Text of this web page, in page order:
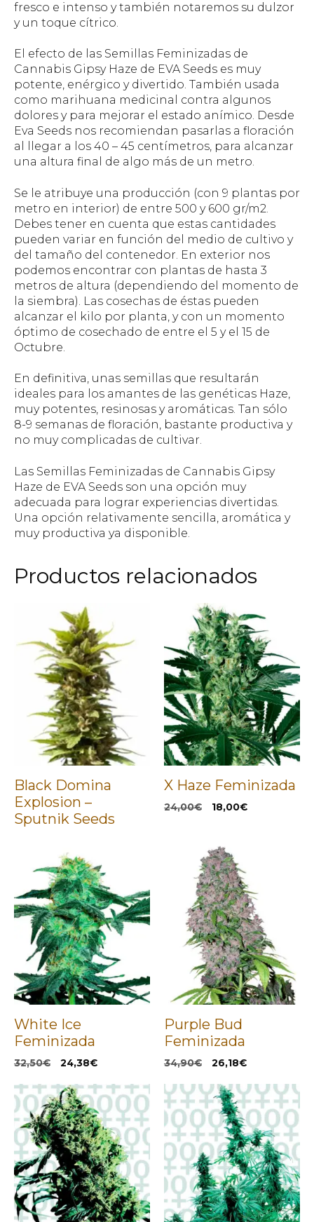
fresco e intenso y también notaremos su dulzor
y un toque cítrico.
El efecto de las Semillas Feminizadas de
Cannabis Gipsy Haze de EVA Seeds es muy
potente, enérgico y divertido. También usada
como marihuana medicinal contra algunos
dolores y para mejorar el estado anímico. Desde
Eva Seeds nos recomiendan pasarlas a floración
al llegar a los 40 – 45 centímetros, para alcanzar
una altura final de algo más de un metro.
Se le atribuye una producción (con 9 plantas por
metro en interior) de entre 500 y 600 gr/m2.
Debes tener en cuenta que estas cantidades
pueden variar en función del medio de cultivo y
del tamaño del contenedor. En exterior nos
podemos encontrar con plantas de hasta 3
metros de altura (dependiendo del momento de
la siembra). Las cosechas de éstas pueden
alcanzar el kilo por planta, y con un momento
óptimo de cosechado de entre el 5 y el 15 de
Octubre.
En definitiva, unas semillas que resultarán
ideales para los amantes de las genéticas Haze,
muy potentes, resinosas y aromáticas. Tan sólo
8-9 semanas de floración, bastante productiva y
no muy complicadas de cultivar.
Las Semillas Feminizadas de Cannabis Gipsy
Haze de EVA Seeds son una opción muy
adecuada para lograr experiencias divertidas.
Una opción relativamente sencilla, aromática y
muy productiva ya disponible.
Productos relacionados
Black Domina
Explosion –
Sputnik Seeds
X Haze Feminizada
24,00€
El
era:
24,00€.
18,00€El
White Ice
Feminizada
32,50€
El
original
era:
32,50€.
24,38€El
actual
es:
24,38€.
Purple Bud
Feminizada
34,90€
El
original
era:
34,90€.
26,18€El
actual
es:
26,18€.